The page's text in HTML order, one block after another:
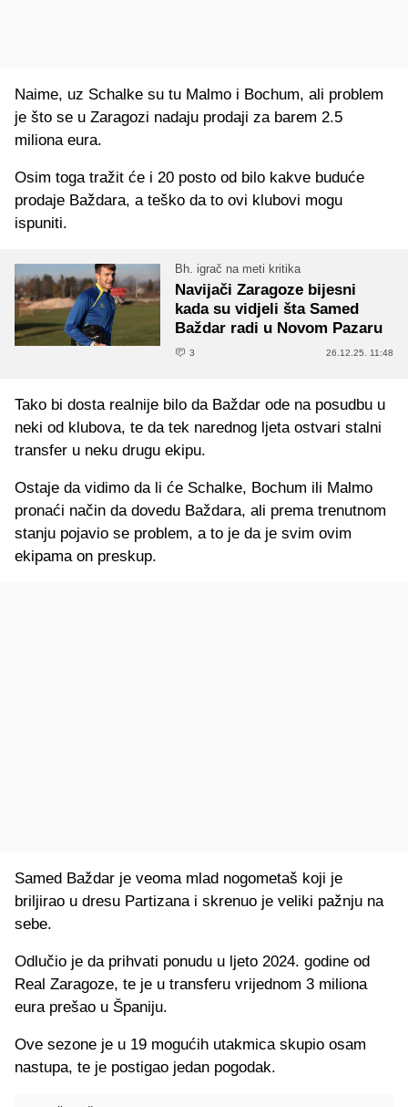
Naime, uz Schalke su tu Malmo i Bochum, ali problem
je što se u Zaragozi nadaju prodaji za barem 2.5
miliona eura.
Osim toga tražit će i 20 posto od bilo kakve buduće
prodaje Baždara, a teško da to ovi klubovi mogu
ispuniti.
Bh. igrač na meti kritika
Navijači Zaragoze bijesni
kada su vidjeli šta Samed
Baždar radi u Novom Pazaru
3 26.12.25. 11:48
Tako bi dosta realnije bilo da Baždar ode na posudbu u
neki od klubova, te da tek narednog ljeta ostvari stalni
transfer u neku drugu ekipu.
Ostaje da vidimo da li će Schalke, Bochum ili Malmo
pronaći način da dovedu Baždara, ali prema trenutnom
stanju pojavio se problem, a to je da je svim ovim
ekipama on preskup.
Samed Baždar je veoma mlad nogometaš koji je
briljirao u dresu Partizana i skrenuo je veliki pažnju na
sebe.
Odlučio je da prihvati ponudu u ljeto 2024. godine od
Real Zaragoze, te je u transferu vrijednom 3 miliona
eura prešao u Španiju.
Ove sezone je u 19 mogućih utakmica skupio osam
nastupa, te je postigao jedan pogodak.